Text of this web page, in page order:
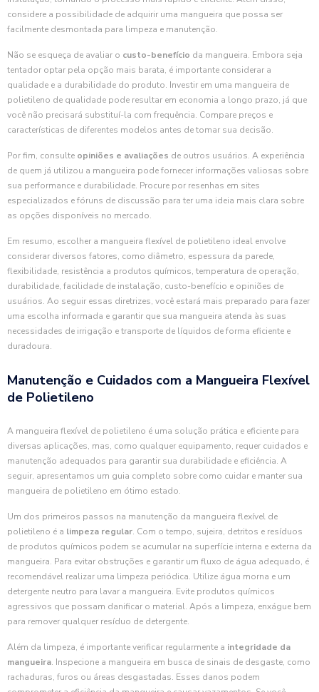
considere a possibilidade de adquirir uma mangueira que possa ser
facilmente desmontada para limpeza e manutenção.
Não se esqueça de avaliar o custo-benefício da mangueira. Embora seja
tentador optar pela opção mais barata, é importante considerar a
qualidade e a durabilidade do produto. Investir em uma mangueira de
polietileno de qualidade pode resultar em economia a longo prazo, já que
você não precisará substituí-la com frequência. Compare preços e
características de diferentes modelos antes de tomar sua decisão.
Por fim, consulte opiniões e avaliações de outros usuários. A experiência
de quem já utilizou a mangueira pode fornecer informações valiosas sobre
sua performance e durabilidade. Procure por resenhas em sites
especializados e fóruns de discussão para ter uma ideia mais clara sobre
as opções disponíveis no mercado.
Em resumo, escolher a mangueira flexível de polietileno ideal envolve
considerar diversos fatores, como diâmetro, espessura da parede,
flexibilidade, resistência a produtos químicos, temperatura de operação,
durabilidade, facilidade de instalação, custo-benefício e opiniões de
usuários. Ao seguir essas diretrizes, você estará mais preparado para fazer
uma escolha informada e garantir que sua mangueira atenda às suas
necessidades de irrigação e transporte de líquidos de forma eficiente e
duradoura.
Manutenção e Cuidados com a Mangueira Flexível
de Polietileno
A mangueira flexível de polietileno é uma solução prática e eficiente para
diversas aplicações, mas, como qualquer equipamento, requer cuidados e
manutenção adequados para garantir sua durabilidade e eficiência. A
seguir, apresentamos um guia completo sobre como cuidar e manter sua
mangueira de polietileno em ótimo estado.
Um dos primeiros passos na manutenção da mangueira flexível de
polietileno é a limpeza regular. Com o tempo, sujeira, detritos e resíduos
de produtos químicos podem se acumular na superfície interna e externa da
mangueira. Para evitar obstruções e garantir um fluxo de água adequado, é
recomendável realizar uma limpeza periódica. Utilize água morna e um
detergente neutro para lavar a mangueira. Evite produtos químicos
agressivos que possam danificar o material. Após a limpeza, enxágue bem
para remover qualquer resíduo de detergente.
Além da limpeza, é importante verificar regularmente a integridade da
mangueira. Inspecione a mangueira em busca de sinais de desgaste, como
rachaduras, furos ou áreas desgastadas. Esses danos podem